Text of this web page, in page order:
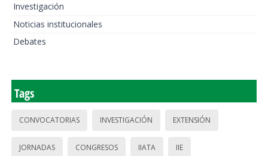
Investigación
Noticias institucionales
Debates
Tags
CONVOCATORIAS INVESTIGACIÓN EXTENSIÓN
JORNADAS CONGRESOS IIATA IIE